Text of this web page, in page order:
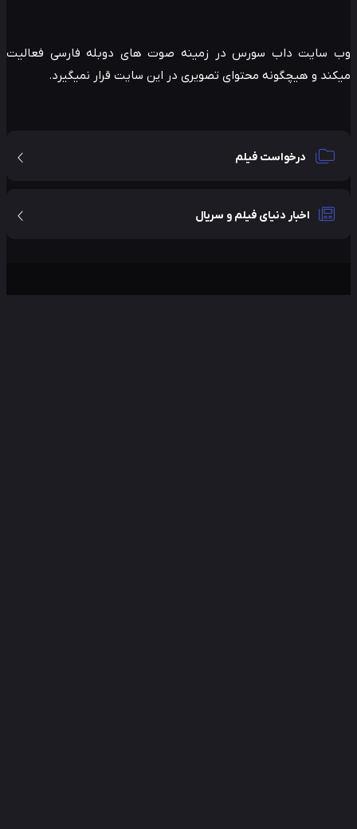
سایت داب سورس در زمینه صوت های دوبله فارسی فعالیت
و هیچگونه محتوای تصویری در این سایت قرار نمیگیرد.
درخواست فیلم
اخبار دنیای فیلم و سریال